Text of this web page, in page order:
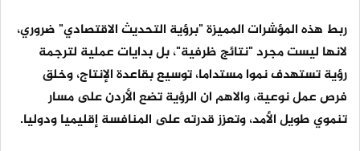
ربط هذه المؤشرات المميزة "برؤية التحديث الاقتصادي" ضروري،
لانها ليست مجرد "نتائج ظرفية"، بل بدايات عملية لترجمة
رؤية تستهدف نموا مستداما، توسيع بقاعدة الإنتاج، وخلق
فرص عمل نوعية، والاهم ان الرؤية تضع الأردن على مسار
تنموي طويل الأمد، وتعزز قدرته على المنافسة إقليميا ودوليا.